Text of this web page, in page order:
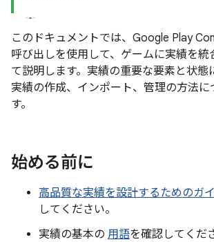
このドキュメントでは、Google Play
呼び出しを使用して、ゲームに実績を統
て説明します。実績の重要な要素と状態
実績の作成、インポート、管理の方法に
す。
始める前に
高品質な実績を設計するためのガ
してください。
実績の基本の 用語を確認してくだ